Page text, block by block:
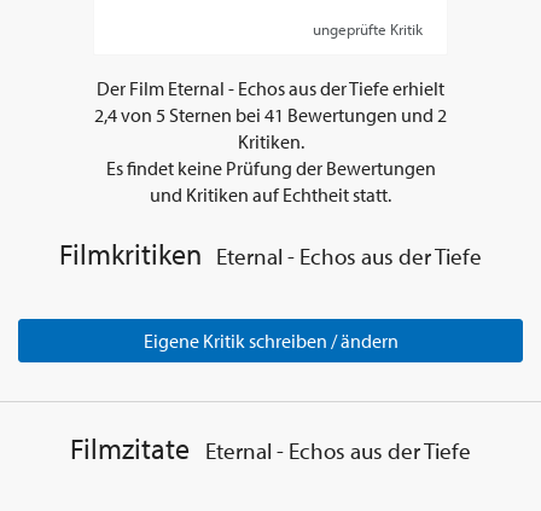
ungeprüfte Kritik
Der Film Eternal - Echos aus der Tiefeerhielt
2,4von 5 Sternen bei 41 Bewertungen und 2
Kritiken.
Es findet keine Prüfung der Bewertungen
und Kritiken auf Echtheit statt.
Filmkritiken Eternal - Echos aus der Tiefe
Eigene Kritik schreiben / ändern
Filmzitate Eternal - Echos aus der Tiefe